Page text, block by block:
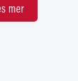
mer